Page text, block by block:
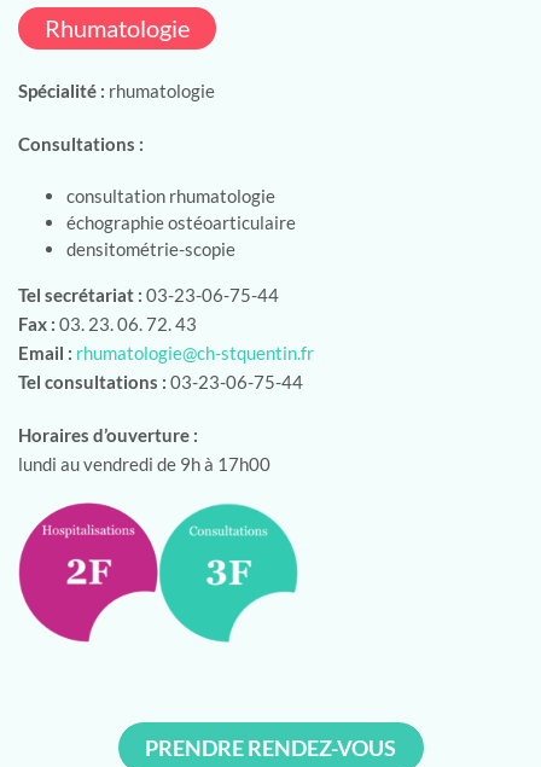
Rhumatologie
Spécialité : rhumatologie
Consultations :
consultation rhumatologie
échographie ostéoarticulaire
densitométrie-scopie
Tel secrétariat : 03-23-06-75-44
Fax : 03. 23. 06. 72. 43
Email : rhumatologie@ch-stquentin.fr
Tel consultations : 03-23-06-75-44
Horaires d’ouverture :
lundi au vendredi de 9h à 17h00
PRENDRE RENDEZ-VOUS